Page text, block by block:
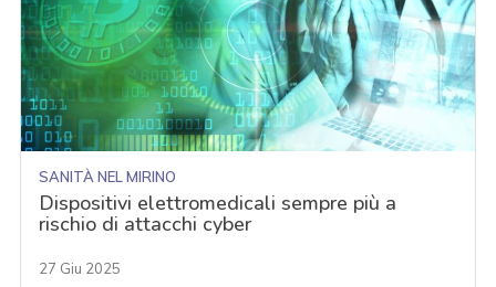
SANITÀ NEL MIRINO
Dispositivi elettromedicali sempre più a
rischio di attacchi cyber
27 Giu 2025